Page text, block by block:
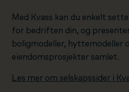
Med Kvass kan du enkelt
for bedriften din, og
boligmodeller, hyttemodeller
eiendomsprosjekter samlet.
Les mer om selskapssider i